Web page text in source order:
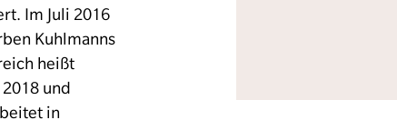
Im Juli 2016
Kuhlmanns
heißt
und
in